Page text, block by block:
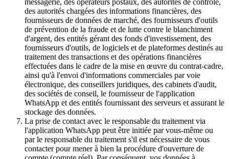
messagerie, des opérateurs postaux, des autorités de contrôle,
des autorités chargées des informations financières, des
fournisseurs de données de marché, des fournisseurs d'outils
de prévention de la fraude et de lutte contre le blanchiment
d'argent, des entités gérant des fonds d'investissement, des
fournisseurs d'outils, de logiciels et de plateformes destinés au
traitement des transactions et des opérations financières
effectuées dans le cadre de la mise en œuvre du contrat-cadre,
ainsi qu'à l'envoi d'informations commerciales par voie
électronique, des conseillers juridiques, des cabinets d'audit,
des sociétés de conseil, le fournisseur de l'application
WhatsApp et des entités fournissant des serveurs et assurant le
stockage des données.
La prise de contact avec le responsable du traitement via
l'application WhatsApp peut être initiée par vous-même ou
par le responsable du traitement s'il est nécessaire de vous
contacter pour mener à bien la procédure d'ouverture de